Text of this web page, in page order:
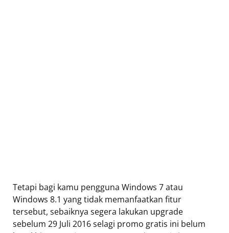
Tetapi bagi kamu pengguna Windows 7 atau
Windows 8.1 yang tidak memanfaatkan fitur
tersebut, sebaiknya segera lakukan upgrade
sebelum 29 Juli 2016 selagi promo gratis ini belum